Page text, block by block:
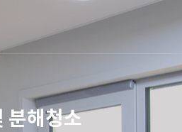
분해청소